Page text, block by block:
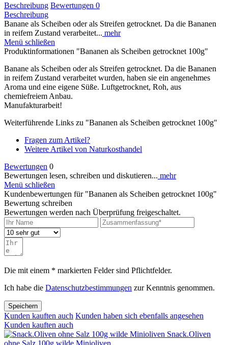
Beschreibung Bewertungen 0
Beschreibung
Banane als Scheiben oder als Streifen getrocknet. Da die Bananen
in reifem Zustand verarbeitet... mehr
Menü schließen
Produktinformationen "Bananen als Scheiben getrocknet 100g"
Banane als Scheiben oder als Streifen getrocknet. Da die Bananen
in reifem Zustand verarbeitet wurden, haben sie ein angenehmes
Aroma und eine eigene Süße. Luftgetrocknet, Roh, aus
chemiefreiem Anbau.
Manufakturarbeit!
Weiterführende Links zu "Bananen als Scheiben getrocknet 100g"
Fragen zum Artikel?
Weitere Artikel von Naturkosthandel
Bewertungen 0
Bewertungen lesen, schreiben und diskutieren... mehr
Menü schließen
Kundenbewertungen für "Bananen als Scheiben getrocknet 100g"
Bewertung schreiben
Bewertungen werden nach Überprüfung freigeschaltet.
Die mit einem * markierten Felder sind Pflichtfelder.
Ich habe die Datenschutzbestimmungen zur Kenntnis genommen.
Speichern
Kunden kauften auch Kunden haben sich ebenfalls angesehen
Kunden kauften auch
Snack.Oliven
ohne Salz 100g wilde Minioliven